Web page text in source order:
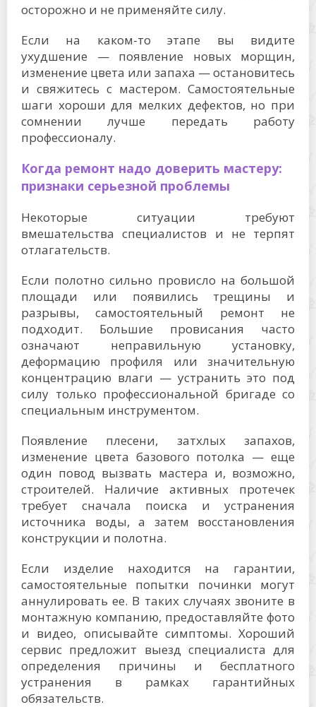
осторожно и не применяйте силу.
Если на каком-то этапе вы видите
ухудшение — появление новых морщин,
изменение цвета или запаха — остановитесь
и свяжитесь с мастером. Самостоятельные
шаги хороши для мелких дефектов, но при
сомнении лучше передать работу
профессионалу.
Когда ремонт надо доверить мастеру:
признаки серьезной проблемы
Некоторые ситуации требуют
вмешательства специалистов и не терпят
отлагательств.
Если полотно сильно провисло на большой
площади или появились трещины и
разрывы, самостоятельный ремонт не
подходит. Большие провисания часто
означают неправильную установку,
деформацию профиля или значительную
концентрацию влаги — устранить это под
силу только профессиональной бригаде со
специальным инструментом.
Появление плесени, затхлых запахов,
изменение цвета базового потолка — еще
один повод вызвать мастера и, возможно,
строителей. Наличие активных протечек
требует сначала поиска и устранения
источника воды, а затем восстановления
конструкции и полотна.
Если изделие находится на гарантии,
самостоятельные попытки починки могут
аннулировать ее. В таких случаях звоните в
монтажную компанию, предоставляйте фото
и видео, описывайте симптомы. Хороший
сервис предложит выезд специалиста для
определения причины и бесплатного
устранения в рамках гарантийных
обязательств.